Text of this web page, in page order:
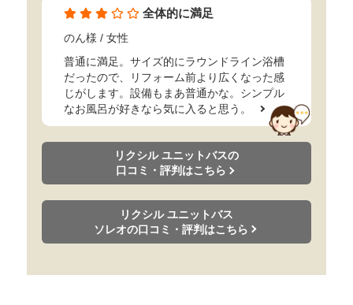
全体的に満足
のん様 / 女性
普通に満足。サイズ的にラウンドライン浴槽
だったので、リフォーム前より広くなった感
じがします。設備もまあ普通かな。シンプル
なお風呂が好きなら気に入ると思う。
リクシル ユニットバスの
口コミ・評判はこちら
リクシル ユニットバス
ソレオの口コミ・評判はこちら